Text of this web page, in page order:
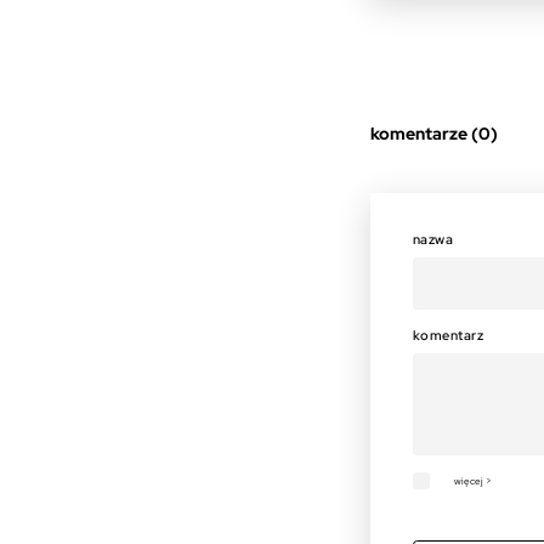
komentarze (0)
komentarz
więcej >
nazwa